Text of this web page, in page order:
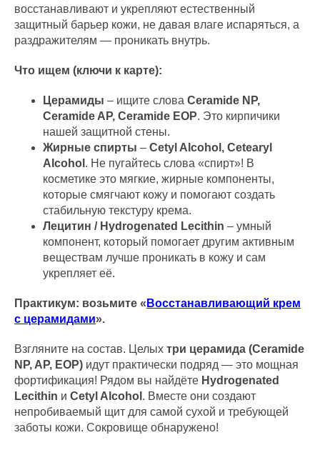
восстанавливают и укрепляют естественный
защитный барьер кожи, не давая влаге испаряться, а
раздражителям — проникать внутрь.
Что ищем (ключи к карте):
Церамиды – ищите слова Ceramide NP,
Ceramide AP, Ceramide EOP. Это кирпичики
нашей защитной стены.
Жирные спирты – Cetyl Alcohol, Cetearyl
Alcohol . Не пугайтесь слова «спирт»! В
косметике это мягкие, жирные компоненты,
которые смягчают кожу и помогают создать
стабильную текстуру крема.
Лецитин / Hydrogenated Lecithin – умный
компонент, который помогает другим активным
веществам лучше проникать в кожу и сам
укрепляет её.
Практикум: возьмите « Восстанавливающий крем
с церамидами».
Взгляните на состав. Целых три церамида (Ceramide
NP, AP, EOP) идут практически подряд — это мощная
фортификация! Рядом вы найдёте Hydrogenated
Lecithin и Cetyl Alcohol . Вместе они создают
непробиваемый щит для самой сухой и требующей
заботы кожи. Сокровище обнаружено!